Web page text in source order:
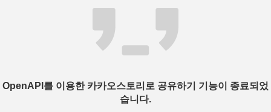
OpenAPI를 이용한 카카오스토리로 공유하기 기능이 종료되었
습니다.